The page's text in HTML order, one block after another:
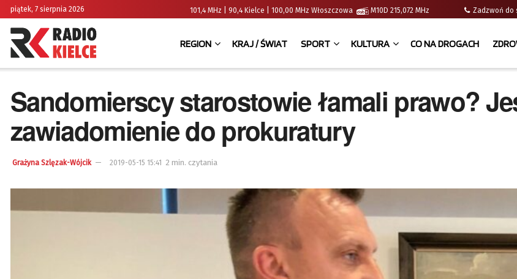
piątek, 7 sierpnia 2026 101,4 MHz | 90,4 Kielce | 100,00 MHz Włoszczowa M10D 215,072 MHz Zadzwoń
REGION KRAJ / ŚWIAT SPORT KULTURA CO NA DROGACH
Sandomierscy starostowie łamali prawo?
zawiadomienie do prokuratury
Grażyna Szlęzak-Wójcik 2019-05-15 15:41 2 min. czytania